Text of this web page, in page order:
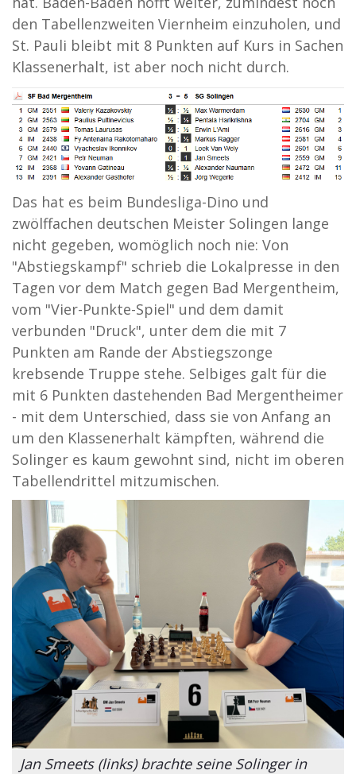
den Tabellenzweiten Viernheim einzuholen, und
St. Pauli bleibt mit 8 Punkten auf Kurs in Sachen
Klassenerhalt, ist aber noch nicht durch.
Das hat es beim Bundesliga-Dino und
zwölffachen deutschen Meister Solingen lange
nicht gegeben, womöglich noch nie: Von
"Abstiegskampf" schrieb die Lokalpresse in den
Tagen vor dem Match gegen Bad Mergentheim,
vom "Vier-Punkte-Spiel" und dem damit
verbunden "Druck", unter dem die mit 7
Punkten am Rande der Abstiegszonge
krebsende Truppe stehe. Selbiges galt für die
mit 6 Punkten dastehenden Bad Mergentheimer
- mit dem Unterschied, dass sie von Anfang an
um den Klassenerhalt kämpften, während die
Solinger es kaum gewohnt sind, nicht im oberen
Tabellendrittel mitzumischen.
Jan Smeets (links) brachte seine Solinger in